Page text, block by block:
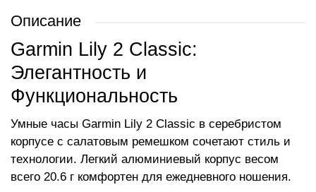
Описание
Garmin Lily 2 Classic:
Элегантность и
Функциональность
Умные часы Garmin Lily 2 Classic в серебристом
корпусе с салатовым ремешком сочетают стиль и
технологии. Легкий алюминиевый корпус весом
всего 20.6 г комфортен для ежедневного ношения.